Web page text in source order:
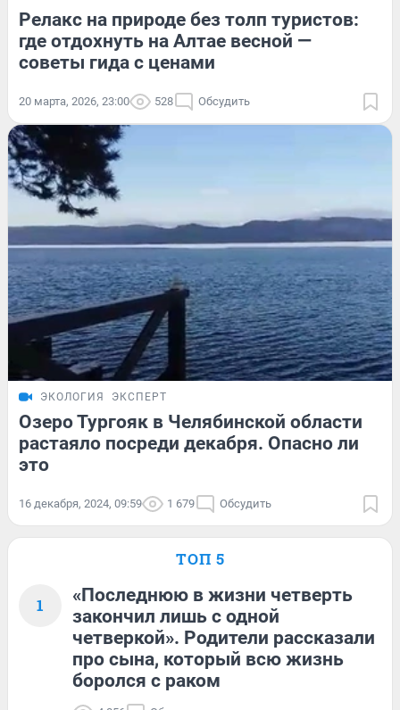
Релакс на природе без толп туристов:
где отдохнуть на Алтае весной —
советы гида с ценами
20 марта, 2026, 23:00 528 Обсудить
ЭКОЛОГИЯ ЭКСПЕРТ
Озеро Тургояк в Челябинской области
растаяло посреди декабря. Опасно ли
это
16 декабря, 2024, 09:59 1 679 Обсудить
ТОП 5
1
«Последнюю в жизни четверть
закончил лишь с одной
четверкой». Родители рассказали
про сына, который всю жизнь
боролся с раком